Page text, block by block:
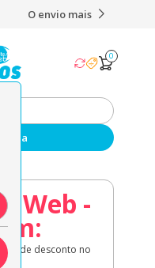
do Brasil
0
Web -
8% de desconto no